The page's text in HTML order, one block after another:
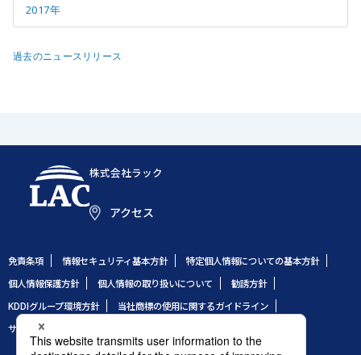
2017年
過去のニュースリリース
株式会社ラック
アクセス
免責条項 情報セキュリティ基本方針
特定個人情報についての基本方針
個人情報保護方針
個人情報の取り扱いについて
勧誘方針
KDDIグループ環境方針
当社商標の使用に関するガイドライン
サイトのご利用条件